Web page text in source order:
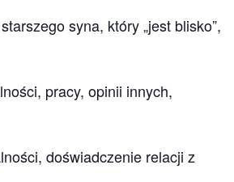
syna, który „jest blisko”,
pracy, opinii innych,
doświadczenie relacji z